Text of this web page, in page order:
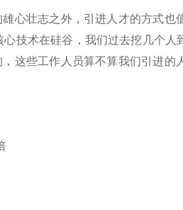
壮志之外，引进人才的方式也
技术在硅谷，我们过去挖几个
这些工作人员算不算我们引进